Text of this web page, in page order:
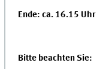
Ende: ca. 16.15 Uhr
Bitte beachten Sie: